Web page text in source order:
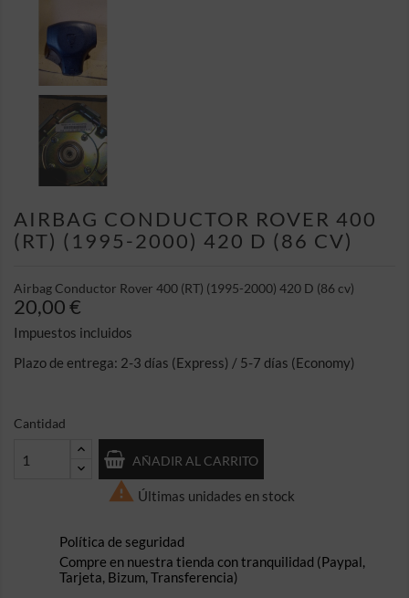
AIRBAG CONDUCTOR ROVER 400
(RT) (1995-2000) 420 D (86 CV)
Airbag Conductor Rover 400 (RT) (1995-2000) 420 D (86 cv)
20,00 €
Impuestos incluidos
Plazo de entrega: 2-3 días (Express) / 5-7 días (Economy)
Cantidad
AÑADIR AL CARRITO
 Últimas unidades en stock
Política de seguridad
Compre en nuestra tienda con tranquilidad (Paypal,
Tarjeta, Bizum, Transferencia)